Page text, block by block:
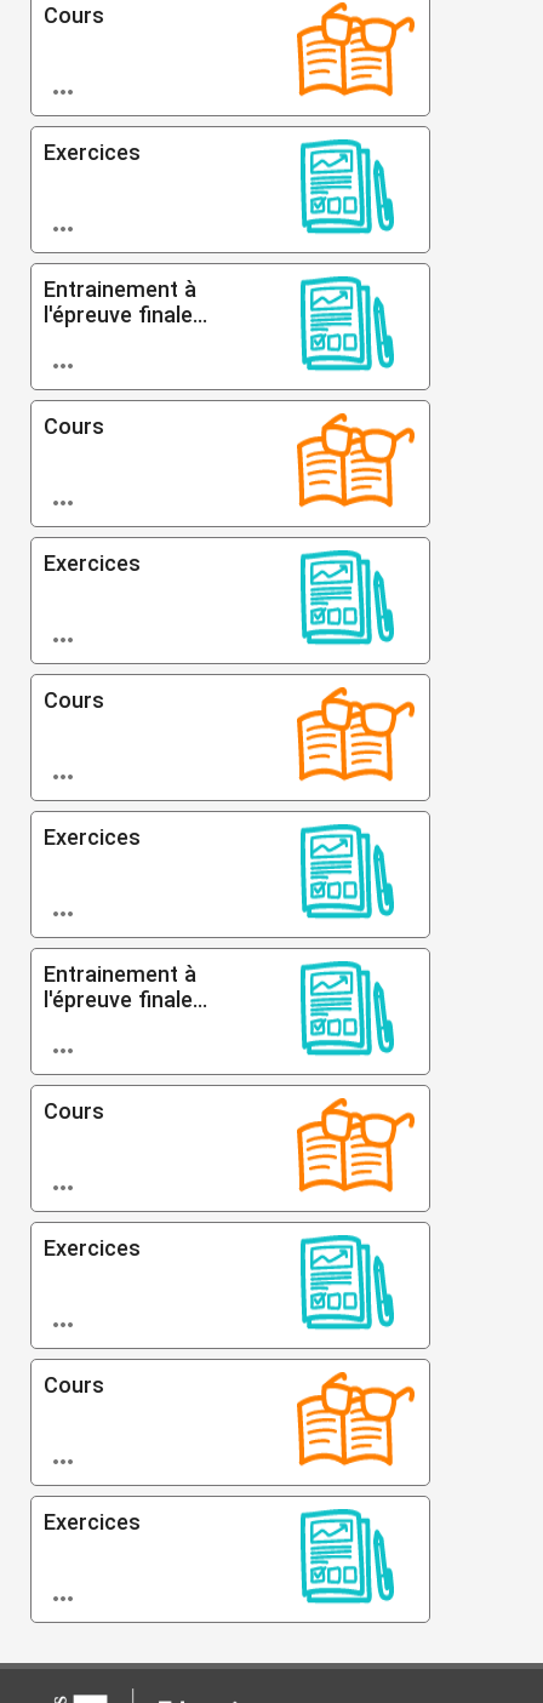
Cours

Exercices

Entrainement à
l'épreuve finale...

Cours

Exercices

Cours

Exercices

Entrainement à
l'épreuve finale...

Cours

Exercices

Cours

Exercices
